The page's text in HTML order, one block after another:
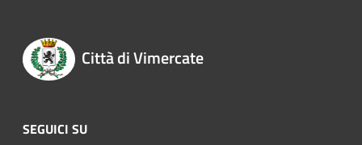
Città di Vimercate
SEGUICI SU